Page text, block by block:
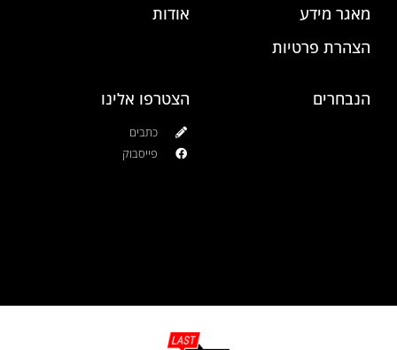
מאגר מידע
הצהרת פרטיות
אודות
הנבחרים הצטרפו אלינו
כתבים
פייסבוק